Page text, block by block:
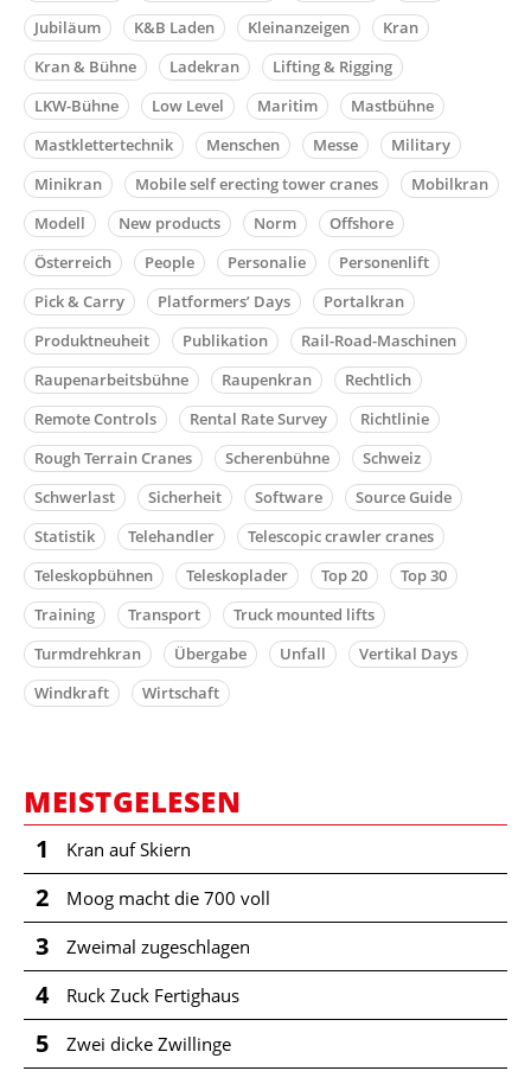
Jubiläum
K&B Laden Kleinanzeigen
Kran
Kran & Bühne
Ladekran
Lifting & Rigging
LKW-Bühne
Low Level Maritim
Mastbühne
Mastklettertechnik
Menschen Messe
Military
Minikran
Mobile self erecting tower cranes
Mobilkran
Modell
New products Norm
Offshore
Österreich
People Personalie
Personenlift
Pick & Carry
Platformers’ Days
Portalkran
Produktneuheit
Publikation
Rail-Road-Maschinen
Raupenarbeitsbühne
Raupenkran
Rechtlich
Remote Controls
Rental Rate Survey
Richtlinie
Rough Terrain Cranes
Scherenbühne
Schweiz
Schwerlast
Sicherheit Software
Source Guide
Statistik
Telehandler
Telescopic crawler cranes
Teleskopbühnen
Teleskoplader Top 20
Top 30
Training
Transport
Truck mounted lifts
Turmdrehkran
Übergabe Unfall
Vertikal Days
Windkraft
Wirtschaft
MEISTGELESEN
1 Kran auf Skiern
2 Moog macht die 700 voll
3 Zweimal zugeschlagen
4 Ruck Zuck Fertighaus
5 Zwei dicke Zwillinge